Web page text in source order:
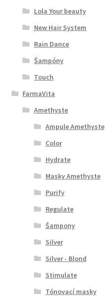
Lola Your beauty
New Hair System
Rain Dance
Šampóny
Touch
FarmaVita
Amethyste
Ampule Amethyste
Color
Hydrate
Masky Amethyste
Purify
Regulate
Šampony
Silver
Silver - Blond
Stimulate
Tónovací masky